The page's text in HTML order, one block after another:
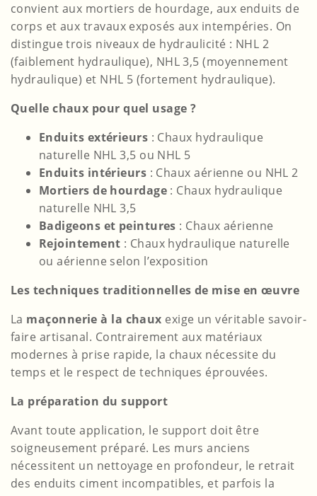
convient aux mortiers de hourdage, aux enduits de
corps et aux travaux exposés aux intempéries. On
distingue trois niveaux de hydraulicité : NHL 2
(faiblement hydraulique), NHL 3,5 (moyennement
hydraulique) et NHL 5 (fortement hydraulique).
Quelle chaux pour quel usage ?
Enduits extérieurs : Chaux hydraulique
naturelle NHL 3,5 ou NHL 5
Enduits intérieurs : Chaux aérienne ou NHL 2
Mortiers de hourdage : Chaux hydraulique
naturelle NHL 3,5
Badigeons et peintures : Chaux aérienne
Rejointement : Chaux hydraulique naturelle
ou aérienne selon l’exposition
Les techniques traditionnelles de mise en œuvre
La maçonnerie à la chaux exige un véritable savoir-
faire artisanal. Contrairement aux matériaux
modernes à prise rapide, la chaux nécessite du
temps et le respect de techniques éprouvées.
La préparation du support
Avant toute application, le support doit être
soigneusement préparé. Les murs anciens
nécessitent un nettoyage en profondeur, le retrait
des enduits ciment incompatibles, et parfois la